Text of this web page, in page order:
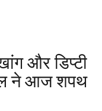
और डिप्टी
ने आज शपथ